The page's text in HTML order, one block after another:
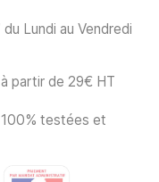
Lundi au Vendredi
partir de 29€ HT
testées et